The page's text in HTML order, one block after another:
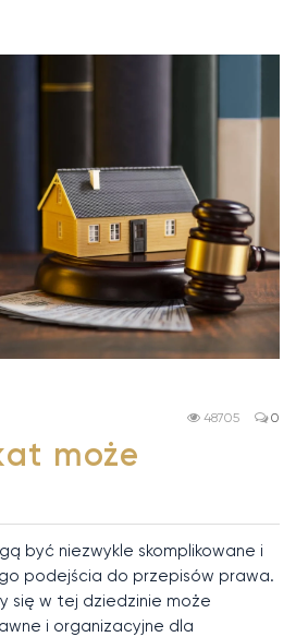
0
48705
może
być niezwykle skomplikowane i
podejścia do przepisów prawa.
się w tej dziedzinie może
i organizacyjne dla